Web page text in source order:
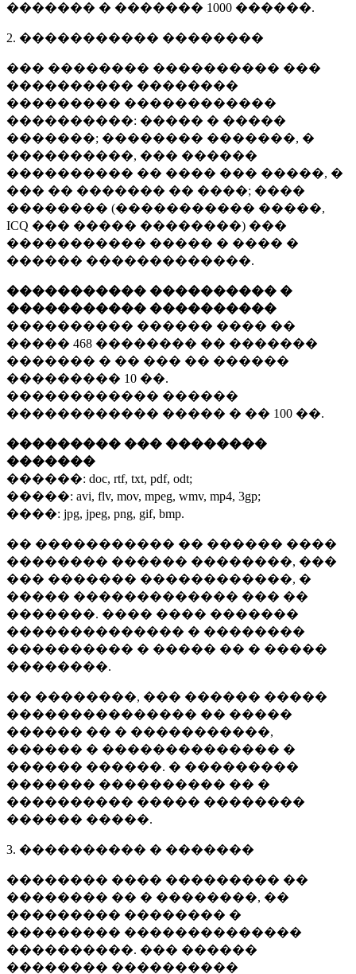
������� � ������� 1000 ������.
2. ����������� ��������
��� �������� ���������� ���
���������� ��������
��������� ������������
����������: ����� � �����
�������; �������� �������, �
����������, ��� ������
���������� �� ���� ��� �����, �
��� �� ������� �� ����; ����
�������� (����������� �����,
ICQ ��� ����� ��������) ���
����������� ����� � ���� �
������ �������������.
����������� ���������� �
����������� ����������
���������� ������ ���� ��
����� 468 �������� �� �������
������� � �� ��� �� ������
��������� 10 ��.
������������ ������
������������ ����� � �� 100 ��.
��������� ��� ��������
�������
������: doc, rtf, txt, pdf, odt;
�����: avi, flv, mov, mpeg, wmv, mp4, 3gp;
����: jpg, jpeg, png, gif, bmp.
�� ����������� �� ������ ����
�������� ������ ��������, ���
��� ������� ������������, �
����� ������������� ��� ��
�������. ���� ���� �������
�������������� � ��������
���������� � ����� �� � �����
��������.
�� ��������, ��� ������ �����
��������������� �� �����
������ �� � �����������,
������ � �������������� �
������ ������. � ���������
������� ���������� �� �
���������� ����� ��������
������ �����.
3. ���������� � �������
�������� ���� ��������� ��
�������� �� � ��������, ��
��������� �������� �
��������� ��������������
����������. ��� ������
�������� ����������